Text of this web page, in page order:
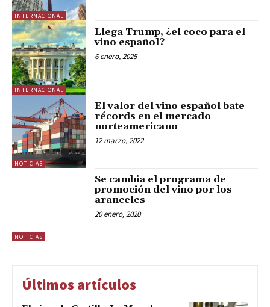
INTERNACIONAL
INTERNACIONAL
Llega Trump, ¿el coco para el
vino español?
6 enero, 2025
NOTICIAS
El valor del vino español bate
récords en el mercado
norteamericano
12 marzo, 2022
NOTICIAS
Se cambia el programa de
promoción del vino por los
aranceles
20 enero, 2020
Últimos artículos